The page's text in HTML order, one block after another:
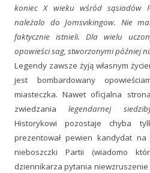
koniec X wieku wśród sąsiadów
należalo do Jomsvikingow. Nie
faktycznie istnieli. Dla wielu
opowieści sag, stworzonymi później
Legendy zawsze żyją własnym
jest bombardowany
miasteczka. Nawet oficjalna
zwiedzanialegendarnej
Historykowi pozostaje chyba
prezentował pewien kandydat
nieboszczki Partii (wiadomo
dziennikarza pytania niewzruszenie